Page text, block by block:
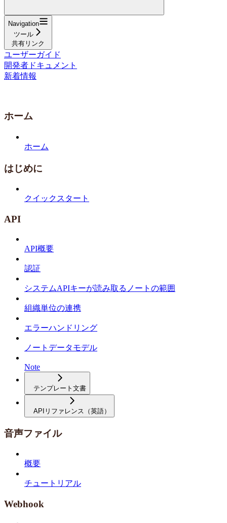
Navigation
ツール
共有リンク
ユーザーガイド
開発者ドキュメント
新着情報
ホーム
ホーム
はじめに
クイックスタート
API
API概要
認証
システムAPIキーが読み取るノートの範囲
組織単位の連携
エラーハンドリング
ノートデータモデル
Note
テンプレート文書
APIリファレンス（英語）
音声ファイル
概要
チュートリアル
Webhook